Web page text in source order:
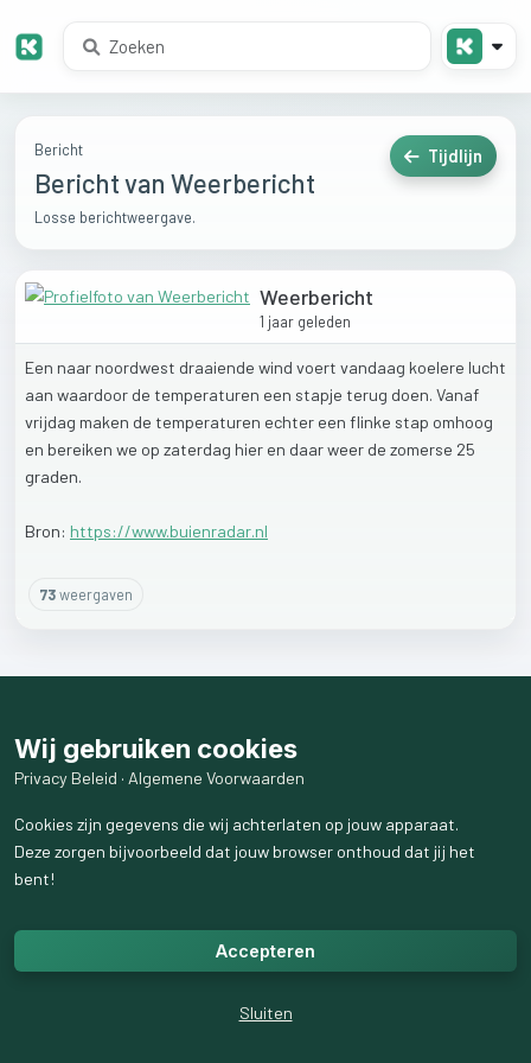
Bericht
Bericht van Weerbericht
Losse berichtweergave.
Tijdlijn
Weerbericht
1 jaar geleden
Een naar noordwest draaiende wind voert vandaag koelere lucht
aan waardoor de temperaturen een stapje terug doen. Vanaf
vrijdag maken de temperaturen echter een flinke stap omhoog
en bereiken we op zaterdag hier en daarweer de zomerse 25
graden.
Bron: https://www.buienradar.nl
73weergaven
Wij gebruiken cookies
Privacy Beleid · Algemene Voorwaarden
Cookies zijn gegevens die wij achterlaten op jouw apparaat.
Deze zorgen bijvoorbeeld dat jouw browser onthoud dat jij het
bent!
Accepteren
Sluiten